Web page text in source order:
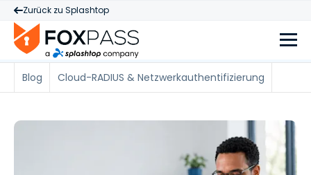
Zurück zu Splashtop
Blog Cloud-RADIUS & Netzwerkauthentifizierung